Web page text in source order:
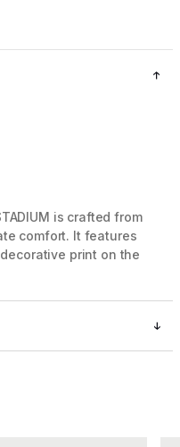
is crafted from
comfort. It features
print on the